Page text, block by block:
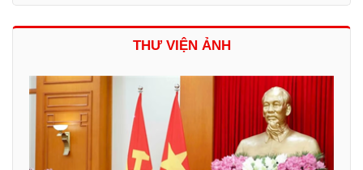
THƯ VIỆN ẢNH